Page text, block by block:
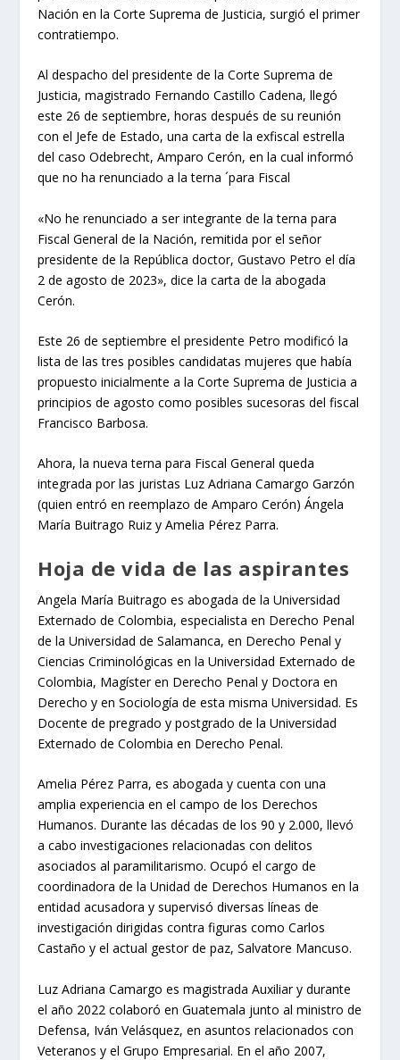
Nación en la Corte Suprema de Justicia, surgió el primer
contratiempo.
Al despacho del presidente de la Corte Suprema de
Justicia, magistrado Fernando Castillo Cadena, llegó
este 26 de septiembre, horas después de su reunión
con el Jefe de Estado, una carta de la exfiscal estrella
del caso Odebrecht, Amparo Cerón, en la cual informó
que no ha renunciado a la terna ´para Fiscal
«No he renunciado a ser integrante de la terna para
Fiscal General de la Nación, remitida por el señor
presidente de la República doctor, Gustavo Petro el día
2 de agosto de 2023», dice la carta de la abogada
Cerón.
Este 26 de septiembre el presidente Petro modificó la
lista de las tres posibles candidatas mujeres que había
propuesto inicialmente a la Corte Suprema de Justicia a
principios de agosto como posibles sucesoras del fiscal
Francisco Barbosa.
Ahora, la nueva terna para Fiscal General queda
integrada por las juristas Luz Adriana Camargo Garzón
(quien entró en reemplazo de Amparo Cerón) Ángela
María Buitrago Ruiz y Amelia Pérez Parra.
Hoja de vida de las aspirantes
Angela María Buitrago es abogada de la Universidad
Externado de Colombia, especialista en Derecho Penal
de la Universidad de Salamanca, en Derecho Penal y
Ciencias Criminológicas en la Universidad Externado de
Colombia, Magíster en Derecho Penal y Doctora en
Derecho y en Sociología de esta misma Universidad. Es
Docente de pregrado y postgrado de la Universidad
Externado de Colombia en Derecho Penal.
Amelia Pérez Parra, es abogada y cuenta con una
amplia experiencia en el campo de los Derechos
Humanos. Durante las décadas de los 90 y 2.000, llevó
a cabo investigaciones relacionadas con delitos
asociados al paramilitarismo. Ocupó el cargo de
coordinadora de la Unidad de Derechos Humanos en la
entidad acusadora y supervisó diversas líneas de
investigación dirigidas contra figuras como Carlos
Castaño y el actual gestor de paz, Salvatore Mancuso.
Luz Adriana Camargo es magistrada Auxiliar y durante
el año 2022 colaboró en Guatemala junto al ministro de
Defensa, Iván Velásquez, en asuntos relacionados con
Veteranos y el Grupo Empresarial. En el año 2007,